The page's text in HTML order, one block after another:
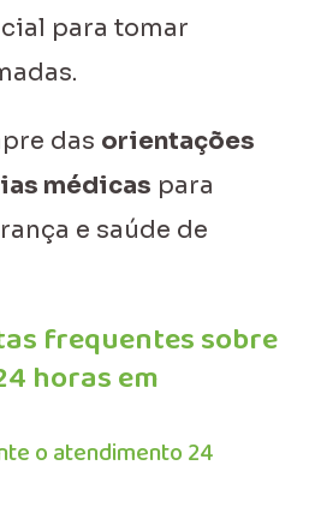
para tomar
das orientações
médicas para
e saúde de
frequentes sobre
horas em
o atendimento 24